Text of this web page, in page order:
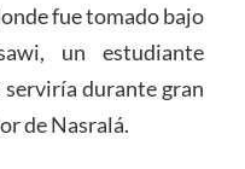
fue tomado bajo
un estudiante
durante gran
de Nasralá.